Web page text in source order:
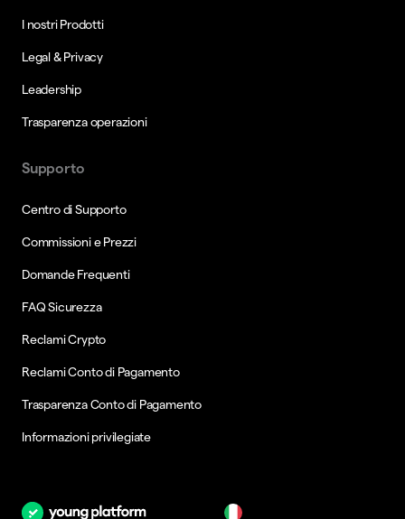
I nostri Prodotti
Legal & Privacy
Leadership
Trasparenza operazioni
Supporto
Centro di Supporto
Commissioni e Prezzi
Domande Frequenti
FAQ Sicurezza
Reclami Crypto
Reclami Conto di Pagamento
Trasparenza Conto di Pagamento
Informazioni privilegiate